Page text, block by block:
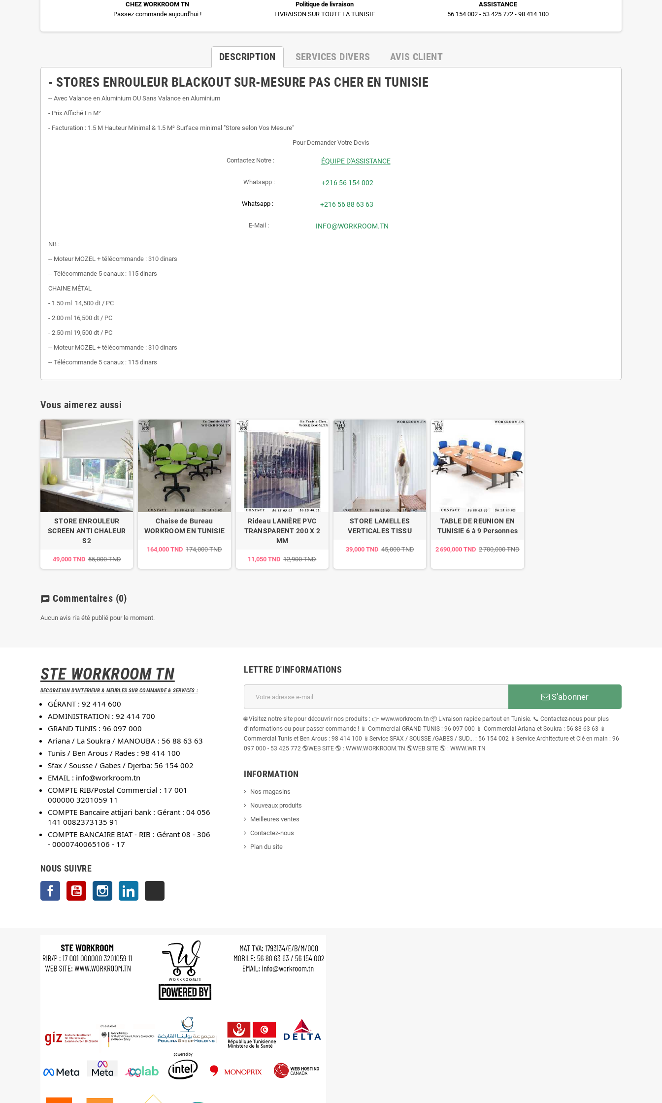
CHEZ WORKROOM TN
Passez commande aujourd'hui !
Politique de livraison
LIVRAISON SUR TOUTE LA TUNISIE
ASSISTANCE
56 154 002 - 53 425 772 - 98 414 100
DESCRIPTION SERVICES DIVERS AVIS CLIENT
- STORES ENROULEUR BLACKOUT SUR-MESURE PAS CHER EN TUNISIE
-- Avec Valance en Aluminium OU Sans Valance en Aluminium
- Prix Affiché En M²
- Facturation : 1.5 M Hauteur Minimal & 1.5 M² Surface minimal "Store selon Vos Mesure"
Pour Demander Votre Devis
Contactez Notre : ÉQUIPE D'ASSISTANCE
Whatsapp : +216 56 154 002
Whatsapp : +216 56 88 63 63
E-Mail : INFO@WORKROOM.TN
NB :
-- Moteur MOZEL + télécommande : 310 dinars
-- Télécommande 5 canaux : 115 dinars
CHAINE MÉTAL
- 1.50 ml 14,500 dt / PC
- 2.00 ml 16,500 dt / PC
- 2.50 ml 19,500 dt / PC
-- Moteur MOZEL + télécommande : 310 dinars
-- Télécommande 5 canaux : 115 dinars
Vous aimerez aussi
STORE ENROULEUR
SCREEN ANTI CHALEUR
S2
49,000 TND 55,000 TND
Chaise de Bureau
WORKROOM EN TUNISIE
164,000 TND 174,000 TND
Rideau LANIÈRE PVC
TRANSPARENT 200 X 2
MM
11,050 TND 12,900 TND
STORE LAMELLES
VERTICALES TISSU
39,000 TND 45,000 TND
TABLE DE REUNION EN
TUNISIE 6 à 9 Personnes
2 690,000 TND 2 700,000 TND
chat Commentaires (0)
Aucun avis n'a été publié pour le moment.
STE WORKROOM TN
DECORATION D'INTERIEUR & MEUBLES SUR COMMANDE & SERVICES :
GÉRANT : 92 414 600
ADMINISTRATION : 92 414 700
GRAND TUNIS : 96 097 000
Ariana / La Soukra / MANOUBA : 56 88 63 63
Tunis / Ben Arous / Rades : 98 414 100
Sfax / Sousse / Gabes / Djerba: 56 154 002
EMAIL : info@workroom.tn
COMPTE RIB/Postal Commercial : 17 001
000000 3201059 11
COMPTE Bancaire attijari bank : Gérant : 04 056
141 0082373135 91
COMPTE BANCAIRE BIAT - RIB : Gérant 08 - 306
- 0000740065106 - 17
NOUS SUIVRE
Facebook YouTube Instagram
LETTRE D'INFORMATIONS
S’abonner
🌐 Visitez notre site pour découvrir nos produits : 👉 www.workroom.tn 📦 Livraison rapide partout en Tunisie. 📞 Contactez-nous pour plus
d’informations ou pour passer commande ! 📱 Commercial GRAND TUNIS : 96 097 000 📱 Commercial Ariana et Soukra : 56 88 63 63 📱
Commercial Tunis et Ben Arous : 98 414 100 📱Service SFAX / SOUSSE /GABES / SUD... : 56 154 002 📱Service Architecture et Clé en main : 96
097 000 - 53 425 772 🌎WEB SITE 🌎 : WWW.WORKROOM.TN 🌎WEB SITE 🌎 : WWW.WR.TN
INFORMATION
Nos magasins
Nouveaux produits
Meilleures ventes
Contactez-nous
Plan du site